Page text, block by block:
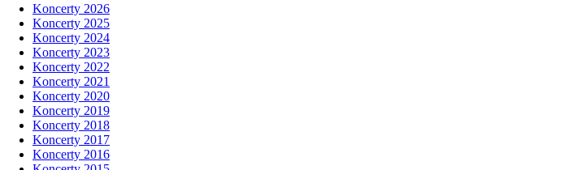
Koncerty 2026
Koncerty 2025
Koncerty 2024
Koncerty 2023
Koncerty 2022
Koncerty 2021
Koncerty 2020
Koncerty 2019
Koncerty 2018
Koncerty 2017
Koncerty 2016